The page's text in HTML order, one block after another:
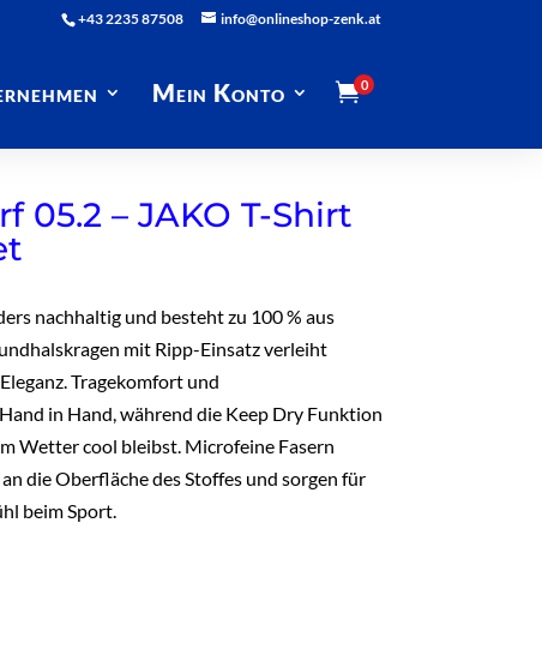
+43 2235 87508 info@onlineshop-zenk.at
Mein Konto 0
05.2 – JAKO T-Shirt
nachhaltig und besteht zu 100 % aus
mit Ripp-Einsatz verleiht
Tragekomfort und
in Hand, während die Keep Dry Funktion
Wetter cool bleibst. Microfeine Fasern
die Oberfläche des Stoffes und sorgen für
beim Sport.